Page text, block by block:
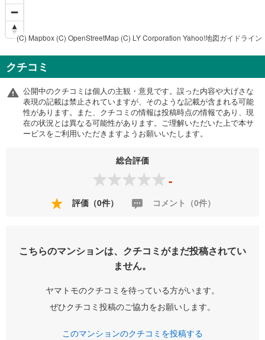
(C) Mapbox (C) OpenStreetMap (C) LY Corporation Yahoo!地図ガイドライン
クチコミ
公開中のクチコミは個人の主観・意見です。誤った内容や大げさな
表現の記載は禁止されていますが、そのような記載が含まれる可能
性があります。また、クチコミの情報は投稿時点の情報であり、現
在の状況とは異なる可能性があります。ご理解いただいた上で本サ
ービスをご利用いただきますようお願いいたします。
総合評価
-
評価（0件） コメント（0件）
こちらのマンションは、クチコミがまだ投稿されてい
ません。
ヤマトモのクチコミを待っている方がいます。
ぜひクチコミ投稿のご協力をお願いします。
このマンションのクチコミを投稿する